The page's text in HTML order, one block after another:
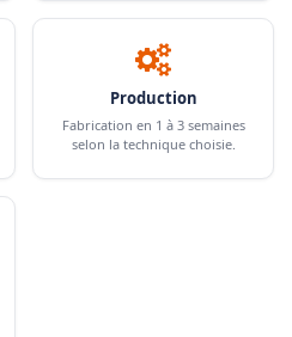
Production
Fabrication en 1 à 3 semaines
selon la technique choisie.